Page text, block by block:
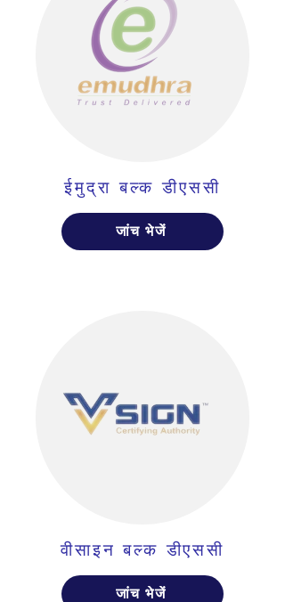
ईमुद्रा बल्क डीएससी
जांच भेजें
वीसाइन बल्क डीएससी
जांच भेजें